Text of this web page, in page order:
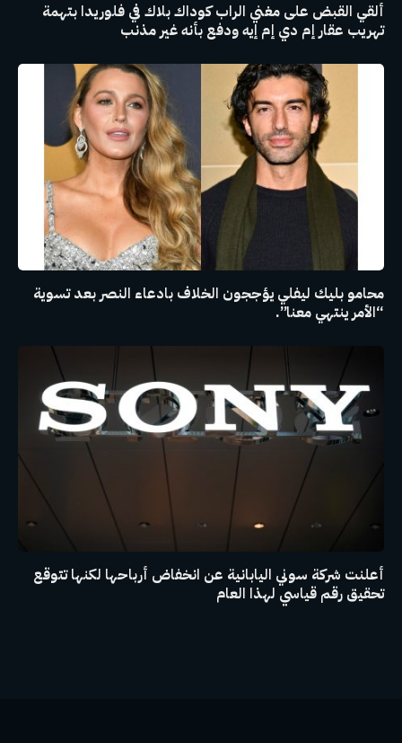
ألقي القبض على مغني الراب كوداك بلاك في فلوريدا بتهمة
تهريب عقار إم دي إم إيه ودفع بأنه غير مذنب
محامو بليك ليفلي يؤججون الخلاف بادعاء النصر بعد تسوية
“الأمر ينتهي معنا”.
أعلنت شركة سوني اليابانية عن انخفاض أرباحها لكنها تتوقع
تحقيق رقم قياسي لهذا العام